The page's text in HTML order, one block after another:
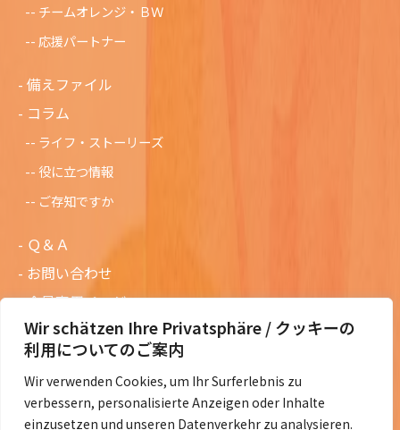
Wir schätzen Ihre Privatsphäre / クッキーの
利用についてのご案内
Wir verwenden Cookies, um Ihr Surferlebnis zu
verbessern, personalisierte Anzeigen oder Inhalte
einzusetzen und unseren Datenverkehr zu analysieren.
チームオレンジ・ＢＷ
応援パートナー
備えファイル
コラム
ライフ・ストーリーズ
役に立つ情報
ご存知ですか
Ｑ＆Ａ
お問い合わせ
会員専用ページ
ニュースレターバックナンバー
過去の講演資料
総会議事録
定款・会費規定など